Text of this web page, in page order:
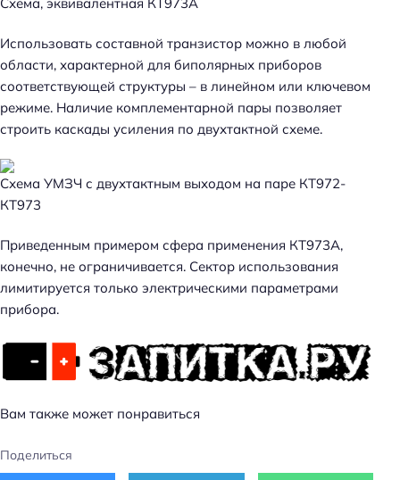
Использовать составной транзистор можно в любой
области, характерной для биполярных приборов
соответствующей структуры – в линейном или ключевом
режиме. Наличие комплементарной пары позволяет
строить каскады усиления по двухтактной схеме.
Схема УМЗЧ с двухтактным выходом на паре КТ972-
КТ973
Приведенным примером сфера применения КТ973А,
конечно, не ограничивается. Сектор использования
лимитируется только электрическими параметрами
прибора.
Вам также может понравиться
Поделиться
а
й
т
и